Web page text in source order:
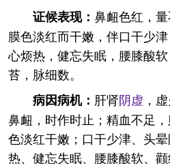
证候表现： 鼻衄色红，
膜色淡红而干嫩，伴口干少
心烦热，健忘失眠，腰膝酸
苔，脉细数。
病因病机： 肝肾阴虚 ，
鼻衄，时作时止；精血不足
色淡红干嫩；口干少津、头
热、健忘失眠、腰膝酸软、